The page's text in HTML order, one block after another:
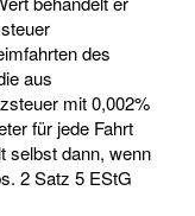
des
aus
mit 0,002%
für jede Fahrt
selbst dann, wenn
2 Satz 5 EStG